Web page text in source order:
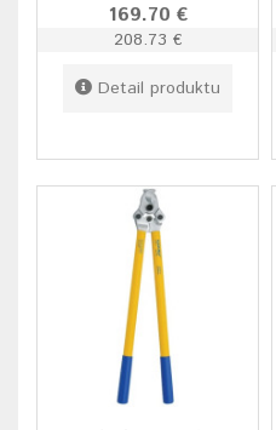
169.70 €
208.73 €
Detail produktu